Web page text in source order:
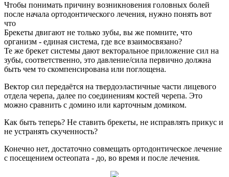
Чтобы понимать причину возникновения головных болей
после начала ортодонтического лечения, нужно понять вот
что
Брекеты двигают не только зубы, вы же помните, что
организм - единая система, где все взаимосвязано?
Те же брекет системы дают векторальное приложение сил на
зубы, соответственно, это давление/сила первично должна
быть чем то скомпенсирована или поглощена.
Вектор сил передаётся на твердоэластичные части лицевого
отдела черепа, далее по соединениям костей черепа. Это
можно сравнить с домино или карточным домиком.
Как быть теперь? Не ставить брекеты, не исправлять прикус и
не устранять скученность?
Конечно нет, достаточно совмещать ортодонтическое лечение
с посещением остеопата - до, во время и после лечения.